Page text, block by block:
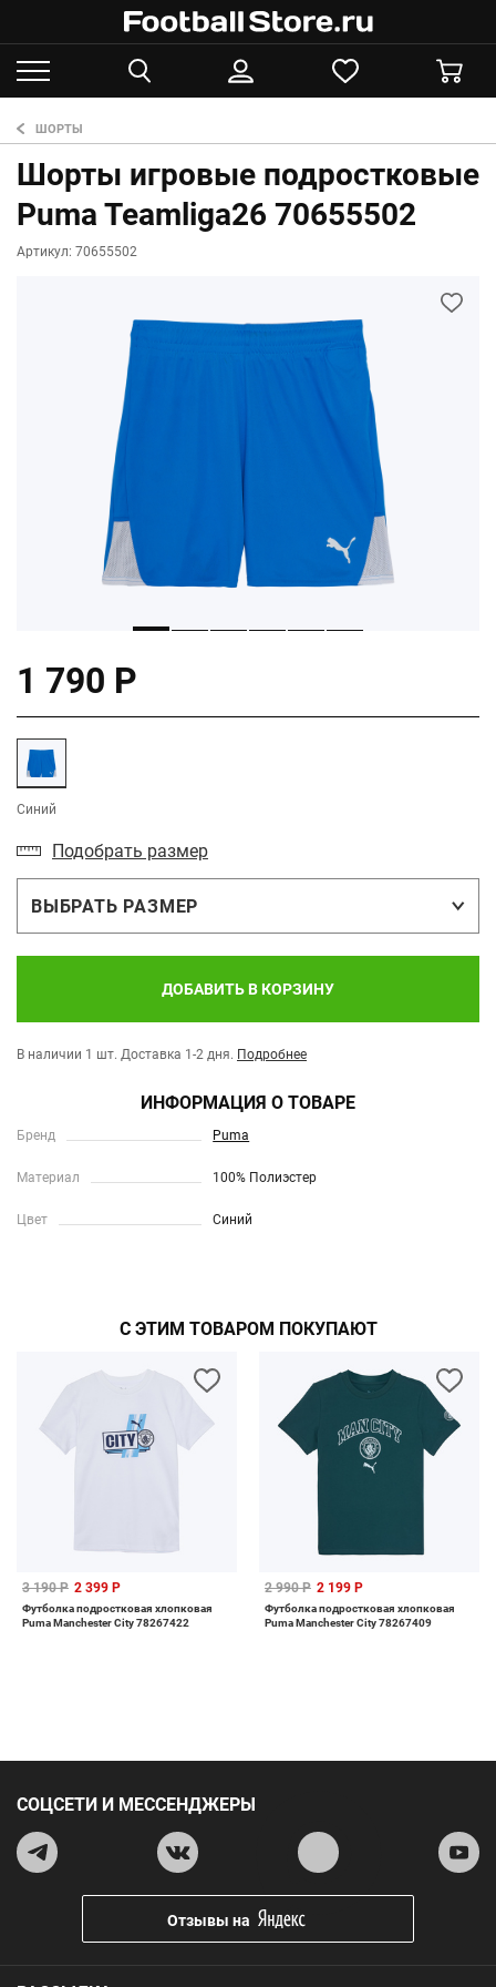
ШОРТЫ
Шорты игровые подростковые
Puma Teamliga26 70655502
Артикул: 70655502
1 790 Р
Синий
Подобрать размер
ВЫБРАТЬ РАЗМЕР
ДОБАВИТЬ В КОРЗИНУ
В наличии 1 шт. Доставка 1-2 дня. Подробнее
ИНФОРМАЦИЯ О ТОВАРЕ
Бренд Puma
Материал 100% Полиэстер
Цвет Синий
С ЭТИМ ТОВАРОМ ПОКУПАЮТ
3 190 Р 2 399 Р
Футболка подростковая хлопковая
Puma Manchester City 78267422
2 990 Р 2 199 Р
Футболка подростковая хлопковая
Puma Manchester City 78267409
СОЦСЕТИ И МЕССЕНДЖЕРЫ
Отзывы на